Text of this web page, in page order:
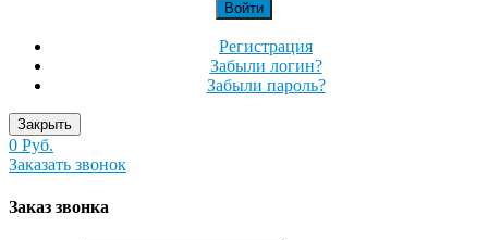
Войти
Регистрация
Забыли логин?
Забыли пароль?
Закрыть
0 Руб.
Заказать звонок
Заказ звонка